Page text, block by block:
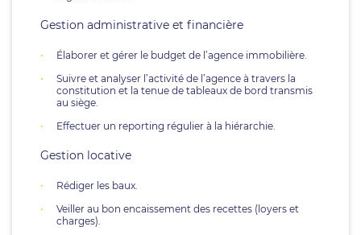
Gestion administrative et financière
Élaborer et gérer le budget de l’agence immobilière.
Suivre et analyser l’activité de l’agence à travers la
constitution et la tenue de tableaux de bord transmis
au siège.
Effectuer un reporting régulier à la hiérarchie.
Gestion locative
Rédiger les baux.
Veiller au bon encaissement des recettes (loyers et
charges).